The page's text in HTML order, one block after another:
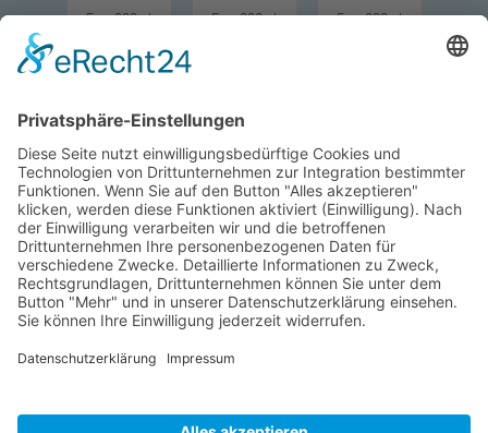
Euro 330ml Euro 330ml Euro 330ml
Euro 500ml Euro 500ml Euro 750ml